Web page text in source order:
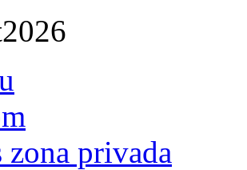
2026
zona privada